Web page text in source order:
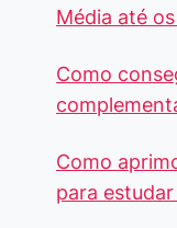
Média até
Como
Como
para